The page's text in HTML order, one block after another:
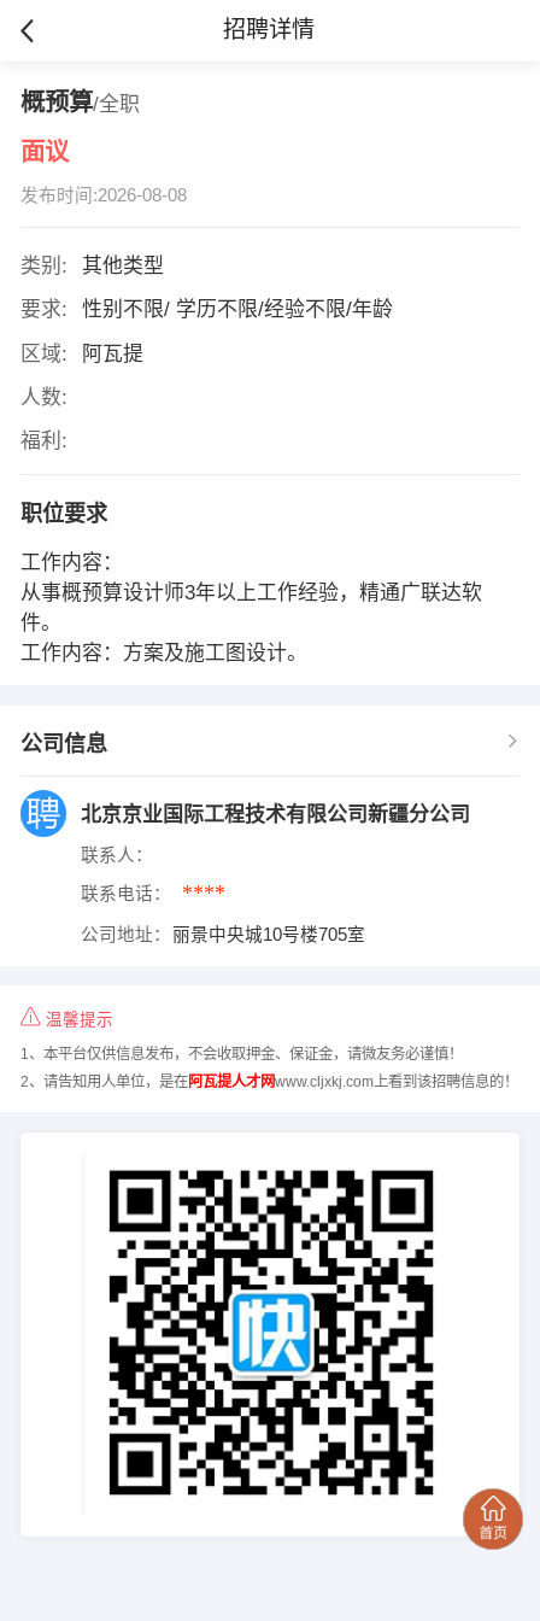
招聘详情
概预算/全职
面议
发布时间:2026-08-08
类别:
其他类型
要求:
性别不限/ 学历不限/经验不限/年龄
区域:
阿瓦提
人数:
福利:
职位要求
工作内容：
从事概预算设计师3年以上工作经验，精通广联达软
件。
工作内容：方案及施工图设计。
公司信息
北京京业国际工程技术有限公司新疆分公司
联系人：
联系电话： ****
公司地址： 丽景中央城10号楼705室
温馨提示
1、本平台仅供信息发布，不会收取押金、保证金，请微友务必谨慎！
2、请告知用人单位，是在阿瓦提人才网www.cljxkj.com上看到该招聘信息的！